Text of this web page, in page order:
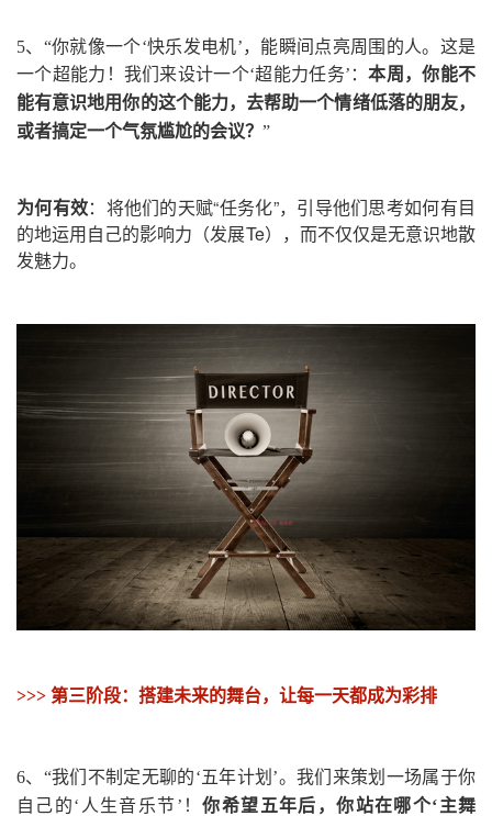
5、 “你就像一个‘快乐发电机’，能瞬间点亮周围的人。这是
一个超能力！ 我们来设计一个‘超能力任务’：本周，你能不
能有意识地用你的这个能力，去帮助一个情绪低落的朋友，
或者搞定一个气氛尴尬的会议？ ”
为何有效：将他们的天赋“任务化”，引导他们思考如何有目
的地运用自己的影响力（发展Te），而不仅仅是无意识地散
发魅力。
>>> 第三阶段：搭建未来的舞台，让每一天都成为彩排
6、 “我们不制定无聊的‘五年计划’。我们来策划一场属于你
自己的‘人生音乐节’！你希望五年后，你站在哪个‘主舞